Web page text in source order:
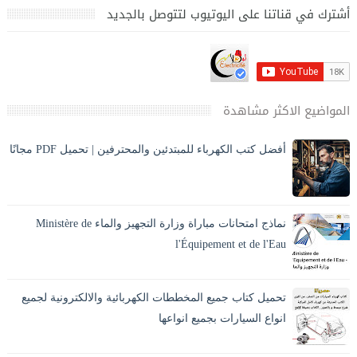
أشترك في قناتنا على اليوتيوب لتتوصل بالجديد
المواضيع الاكثر مشاهدة
أفضل كتب الكهرباء للمبتدئين والمحترفين | تحميل PDF مجانًا
نماذج امتحانات مباراة وزارة التجهيز والماء Ministère de
l'Équipement et de l'Eau
التي تطرح ف...
تحميل كتاب جميع المخططات الكهربائية والالكترونية لجميع
انواع السيارات بجميع انواعها